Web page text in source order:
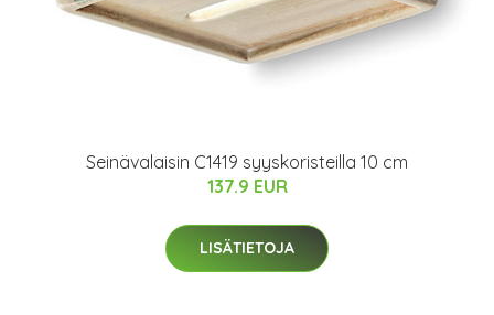
Seinävalaisin C1419 syyskoristeilla 10 cm
137.9 EUR
LISÄTIETOJA